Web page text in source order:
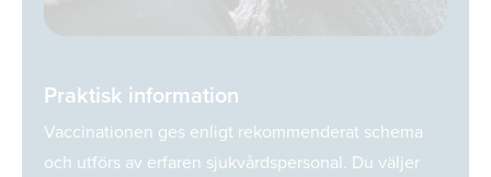
Praktisk information
Vaccinationen ges enligt rekommenderat schema
och utförs av erfaren sjukvårdspersonal. Du väljer